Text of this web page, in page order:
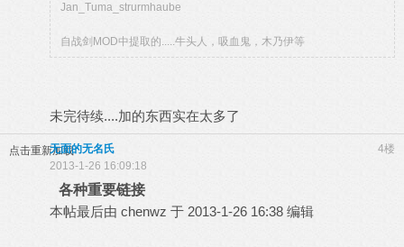
Jan_Tuma_strurmhaube
自战剑MOD中提取的.....牛头人，吸血鬼，木乃伊等
未完待续....加的东西实在太多了
点击重新加载 4楼
无面的无名氏
2013-1-26 16:09:18
各种重要链接
本帖最后由 chenwz 于 2013-1-26 16:38 编辑